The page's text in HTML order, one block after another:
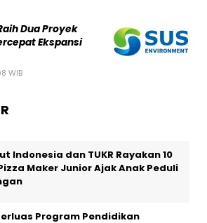
Dua Proyek
Ekspansi
WIB
Indonesia dan TUKR Rayakan 10
Maker Junior Ajak Anak Peduli
Program Pendidikan